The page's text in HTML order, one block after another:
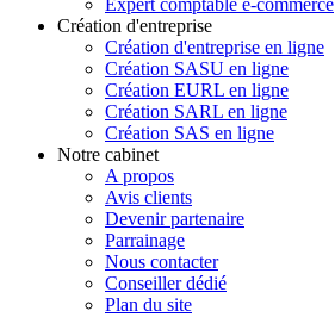
Expert comptable e-commerce
Création d'entreprise
Création d'entreprise en ligne
Création SASU en ligne
Création EURL en ligne
Création SARL en ligne
Création SAS en ligne
Notre cabinet
A propos
Avis clients
Devenir partenaire
Parrainage
Nous contacter
Conseiller dédié
Plan du site